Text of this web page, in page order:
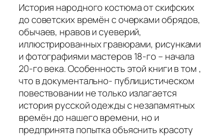
История народного костюма от скифских
до советских времён с очерками обрядов,
обычаев, нравов и суеверий,
иллюстрированных гравюрами, рисунками
и фотографиями мастеров 18-го – начала
20-го века. Особенность этой книги в том ,
что в документально- публицистическом
повествовании не только излагается
история русской одежды с незапамятных
времён до нашего времени, но и
предпринята попытка объяснить красоту